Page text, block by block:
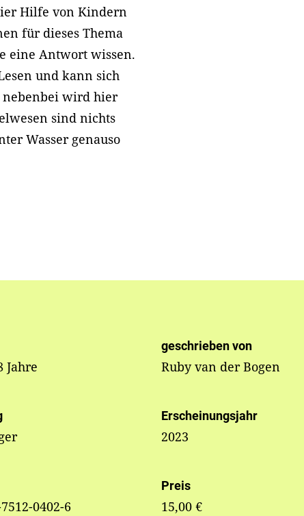
Hilfe von Kindern
für dieses Thema
eine Antwort wissen.
und kann sich
nebenbei wird hier
sind nichts
Wasser genauso
Jahre
geschrieben von
Ruby van der Bogen
Erscheinungsjahr
2023
0402-6
Preis
15,00 €